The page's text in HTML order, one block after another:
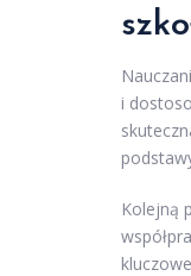
i
Kolejną